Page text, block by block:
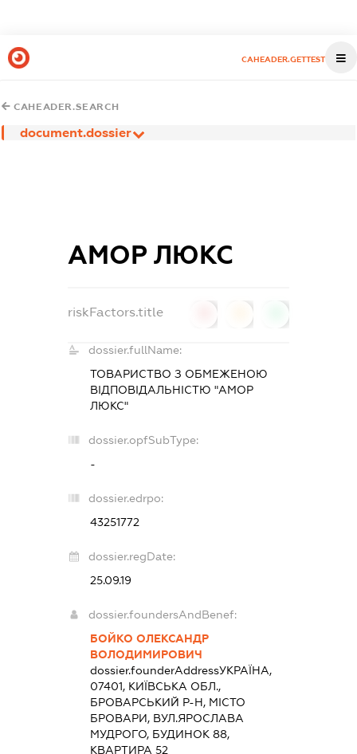
CAHEADER.GETTEST
CAHEADER.SEARCH
document.dossier
АМОР ЛЮКС
riskFactors.title
dossier.fullName:
ТОВАРИСТВО З ОБМЕЖЕНОЮ
ВІДПОВІДАЛЬНІСТЮ "АМОР
ЛЮКС"
dossier.opfSubType:
-
dossier.edrpo:
43251772
dossier.regDate:
25.09.19
dossier.foundersAndBenef:
БОЙКО ОЛЕКСАНДР
ВОЛОДИМИРОВИЧ
dossier.founderAddressУКРАЇНА,
07401, КИЇВСЬКА ОБЛ.,
БРОВАРСЬКИЙ Р-Н, МІСТО
БРОВАРИ, ВУЛ.ЯРОСЛАВА
МУДРОГО, БУДИНОК 88,
КВАРТИРА 52